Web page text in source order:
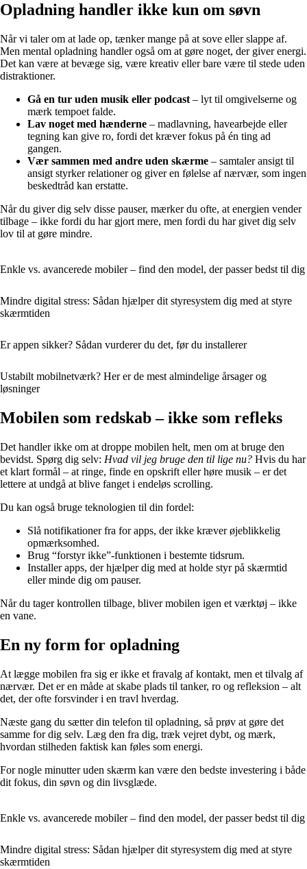
Opladning handler ikke kun om søvn
Når vi taler om at lade op, tænker mange på at sove eller slappe af.
Men mental opladning handler også om at gøre noget, der giver energi.
Det kan være at bevæge sig, være kreativ eller bare være til stede uden
distraktioner.
Gå en tur uden musik eller podcast – lyt til omgivelserne og
mærk tempoet falde.
Lav noget med hænderne – madlavning, havearbejde eller
tegning kan give ro, fordi det kræver fokus på én ting ad
gangen.
Vær sammen med andre uden skærme – samtaler ansigt til
ansigt styrker relationer og giver en følelse af nærvær, som ingen
beskedtråd kan erstatte.
Når du giver dig selv disse pauser, mærker du ofte, at energien vender
tilbage – ikke fordi du har gjort mere, men fordi du har givet dig selv
lov til at gøre mindre.
Enkle vs. avancerede mobiler – find den model, der passer bedst til dig
Mindre digital stress: Sådan hjælper dit styresystem dig med at styre
skærmtiden
Er appen sikker? Sådan vurderer du det, før du installerer
Ustabilt mobilnetværk? Her er de mest almindelige årsager og
løsninger
Mobilen som redskab – ikke som refleks
Det handler ikke om at droppe mobilen helt, men om at bruge den
bevidst. Spørg dig selv: Hvad vil jeg bruge den til lige nu? Hvis du har
et klart formål – at ringe, finde en opskrift eller høre musik – er det
lettere at undgå at blive fanget i endeløs scrolling.
Du kan også bruge teknologien til din fordel:
Slå notifikationer fra for apps, der ikke kræver øjeblikkelig
opmærksomhed.
Brug “forstyr ikke”-funktionen i bestemte tidsrum.
Installer apps, der hjælper dig med at holde styr på skærmtid
eller minde dig om pauser.
Når du tager kontrollen tilbage, bliver mobilen igen et værktøj – ikke
en vane.
En ny form for opladning
At lægge mobilen fra sig er ikke et fravalg af kontakt, men et tilvalg af
nærvær. Det er en måde at skabe plads til tanker, ro og refleksion – alt
det, der ofte forsvinder i en travl hverdag.
Næste gang du sætter din telefon til opladning, så prøv at gøre det
samme for dig selv. Læg den fra dig, træk vejret dybt, og mærk,
hvordan stilheden faktisk kan føles som energi.
For nogle minutter uden skærm kan være den bedste investering i både
dit fokus, din søvn og din livsglæde.
Enkle vs. avancerede mobiler – find den model, der passer bedst til dig
Mindre digital stress: Sådan hjælper dit styresystem dig med at styre
skærmtiden